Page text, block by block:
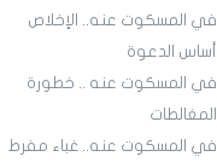
في المسكوت عنه.. الإخلاص
أساس الدعوة
في المسكوت عنه .. خطورة
المغالطات
في المسكوت عنه.. غباء مفرط